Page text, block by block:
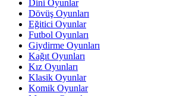
Dini Oyunlar
Dövüş Oyunları
Eğitici Oyunlar
Futbol Oyunları
Giydirme Oyunları
Kağıt Oyunları
Kız Oyunları
Klasik Oyunlar
Komik Oyunlar